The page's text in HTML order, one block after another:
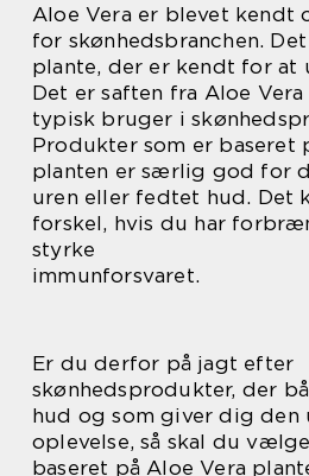
Aloe Vera er blevet
for skønhedsbranchen.
plante, der er kendt for at
Det er saften fra Aloe
typisk bruger i
Produkter som er baseret
planten er særlig god for
uren eller fedtet hud. Det
forskel, hvis du har
styrke
immunforsvaret.
Er du derfor på jagt efter
skønhedsprodukter, der
hud og som giver dig den
oplevelse, så skal du
baseret på Aloe Vera